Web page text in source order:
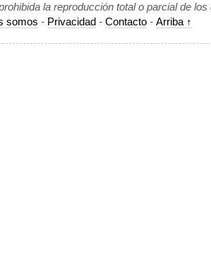
la reproducción total o parcial de
somos - Privacidad - Contacto - Arriba ↑